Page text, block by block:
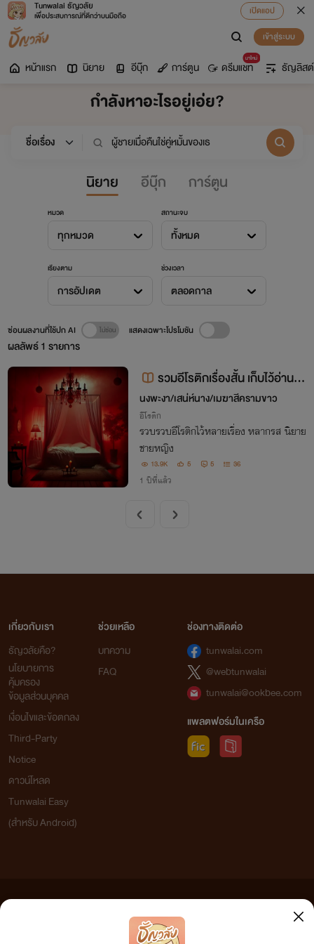
Tunwalai ธัญวลัย
เพื่อประสบการณ์ที่ดีกว่าบนมือถือ
เปิดแอป
เข้าสู่ระบบ
หน้าแรก นิยาย อีบุ๊ก การ์ตูน
มาใหม่
ดรีมแชท ธัญลิสต์
กำลังหาอะไรอยู่เอ่ย?
นิยาย อีบุ๊ก การ์ตูน
หมวด
ทุกหมวด
สถานะจบ
ทั้งหมด
เรียงตาม
การอัปเดต
ช่วงเวลา
ตลอดกาล
ผลลัพธ์1 รายการ
ซ่อนผลงานที่ใช้ปก AI แสดงเฉพาะโปรโมชัน
รวมอีโรติกเรื่องสั้น เก็บไว้อ่านก่
อนนอน
นงพะงา/เสน่ห์นาง/เมฆาสีครามขาว
อีโรติก
รวบรวบอีโรติกไว้หลายเรื่อง หลากรส นิยาย
ชายหญิง
13.9K 5 5 36
1 ปีที่แล้ว
เกี่ยวกับเรา
ธัญวลัยคือ?
นโยบายการ
คุ้มครอง
ข้อมูลส่วนบุคคล
เงื่อนไขและข้อตกลง
Third-Party
Notice
ดาวน์โหลด
Tunwalai Easy
(สำหรับ Android)
ช่วยเหลือ
บทความ
FAQ
ช่องทางติดต่อ
tunwalai.com
@webtunwalai
tunwalai@ookbee.com
แพลตฟอร์มในเครือ
เว็บไซต์แห่งนี้ไม่ได้เห็นด้วยและไม่ขอรับผิดชอบต่อข้อความใดๆ ทั้งสิ้น ดังนั้นผู้อ่านทุกท่านโปรดใช้
วิจารณญาณในการกลั่นกรองด้วยตนเอง และหากท่านพบข้อความใดๆ ที่ขัดต่อกฎหมายและศีลธรรม